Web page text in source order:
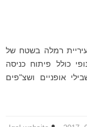
(3,700 יח"ד) עבור עיריית רמלה בשטח של
כולל פיתוח כניסה
אופניים ושצ"פים